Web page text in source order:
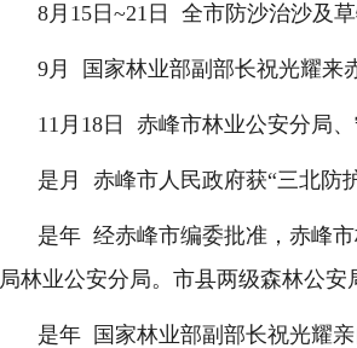
8月 15 日 ~21 日 全市防沙治沙及
9月 国家林业部副部长祝光耀来
11 月 18 日 赤峰市林业公安分局
是月 赤峰市人民政府获“三北防
是年 经赤峰市编委批准，赤峰
局林业公安分局。市县两级森林公
是年
国家林业部副部长祝光耀